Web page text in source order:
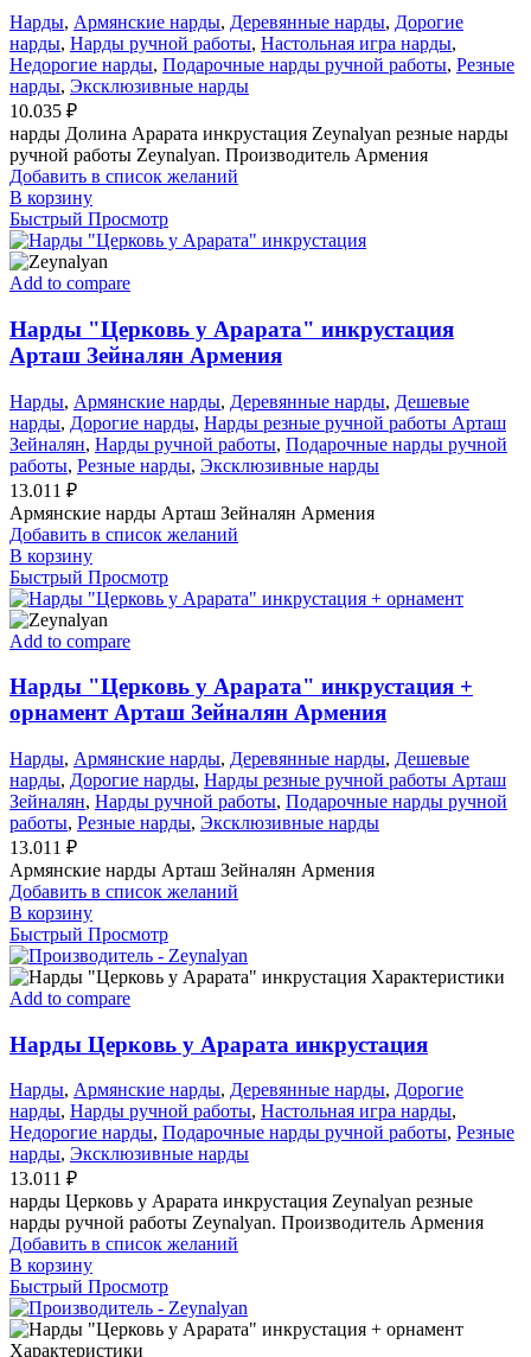
Нарды, Армянские нарды, Деревянные нарды, Дорогие
нарды, Нарды ручной работы, Настольная игра нарды,
Недорогие нарды, Подарочные нарды ручной работы, Резные
нарды, Эксклюзивные нарды
10.035 ₽
нарды Долина Арарата инкрустация Zeynalyan резные нарды
ручной работы Zeynalyan. Производитель Армения
Добавить в список желаний
В корзину
Быстрый Просмотр
Add to compare
Нарды "Церковь у Арарата" инкрустация
Арташ Зейналян Армения
Нарды, Армянские нарды, Деревянные нарды, Дешевые
нарды, Дорогие нарды, Нарды резные ручной работы Арташ
Зейналян, Нарды ручной работы, Подарочные нарды ручной
работы, Резные нарды, Эксклюзивные нарды
13.011 ₽
Армянские нарды Арташ Зейналян Армения
Добавить в список желаний
В корзину
Быстрый Просмотр
Add to compare
Нарды "Церковь у Арарата" инкрустация +
орнамент Арташ Зейналян Армения
Нарды, Армянские нарды, Деревянные нарды, Дешевые
нарды, Дорогие нарды, Нарды резные ручной работы Арташ
Зейналян, Нарды ручной работы, Подарочные нарды ручной
работы, Резные нарды, Эксклюзивные нарды
13.011 ₽
Армянские нарды Арташ Зейналян Армения
Добавить в список желаний
В корзину
Быстрый Просмотр
Add to compare
Нарды Церковь у Арарата инкрустация
Нарды, Армянские нарды, Деревянные нарды, Дорогие
нарды, Нарды ручной работы, Настольная игра нарды,
Недорогие нарды, Подарочные нарды ручной работы, Резные
нарды, Эксклюзивные нарды
13.011 ₽
нарды Церковь у Арарата инкрустация Zeynalyan резные
нарды ручной работы Zeynalyan. Производитель Армения
Добавить в список желаний
В корзину
Быстрый Просмотр